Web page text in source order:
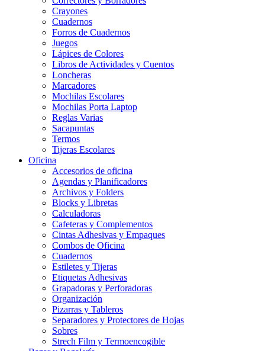
Crayones
Cuadernos
Forros de Cuadernos
Juegos
Lápices de Colores
Libros de Actividades y Cuentos
Loncheras
Marcadores
Mochilas Escolares
Mochilas Porta Laptop
Reglas Varias
Sacapuntas
Termos
Tijeras Escolares
Oficina
Accesorios de oficina
Agendas y Planificadores
Archivos y Folders
Blocks y Libretas
Calculadoras
Cafeteras y Complementos
Cintas Adhesivas y Empaques
Combos de Oficina
Cuadernos
Estiletes y Tijeras
Etiquetas Adhesivas
Grapadoras y Perforadoras
Organización
Pizarras y Tableros
Separadores y Protectores de Hojas
Sobres
Strech Film y Termoencogible